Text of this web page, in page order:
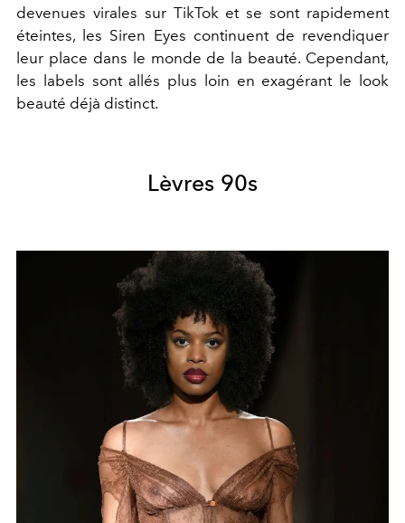
devenues virales sur TikTok et se sont rapidement
éteintes, les Siren Eyes continuent de revendiquer
leur place dans le monde de la beauté. Cependant,
les labels sont allés plus loin en exagérant le look
beauté déjà distinct.
Lèvres 90s